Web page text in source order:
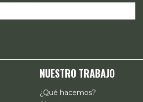
NUESTRO TRABAJO
¿Qué hacemos?